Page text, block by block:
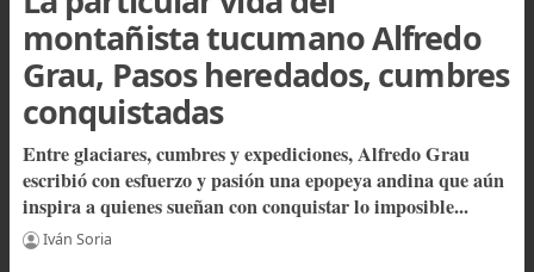
La particular vida del
montañista tucumano Alfredo
Grau, Pasos heredados,
conquistadas
Entre glaciares, cumbres y expediciones, Alfredo Grau
escribió con esfuerzo y pasión una epopeya andina que
inspira a quienes sueñan con conquistar lo imposible...